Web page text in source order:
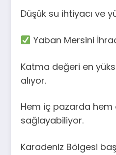
Düşük su ihtiyacı ve
Yaban Mersini
Katma değeri en
alıyor.
Hem iç pazarda hem
sağlayabiliyor.
Karadeniz Bölgesi